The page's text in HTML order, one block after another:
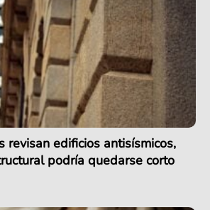
revisan edificios antisísmicos,
podría quedarse corto